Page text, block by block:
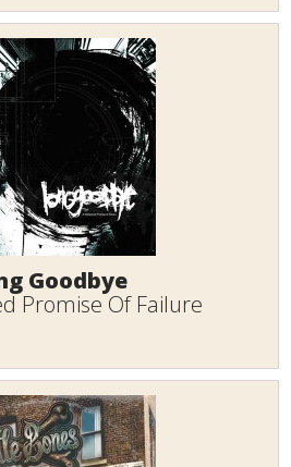
Goodbye
Promise Of Failure